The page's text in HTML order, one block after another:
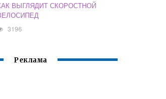
ВЫГЛЯДИТ СКОРОСТНОЙ
3196
Реклама